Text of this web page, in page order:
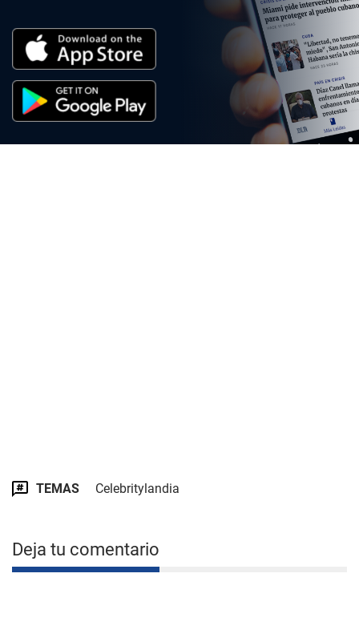
TEMAS Celebritylandia
Deja tu comentario